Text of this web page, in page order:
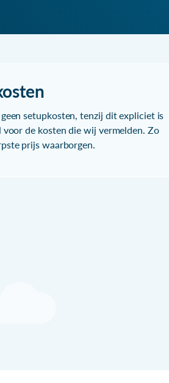
setupkosten, tenzij dit expliciet is
voor de kosten die wij vermelden. Zo
prijs waarborgen.